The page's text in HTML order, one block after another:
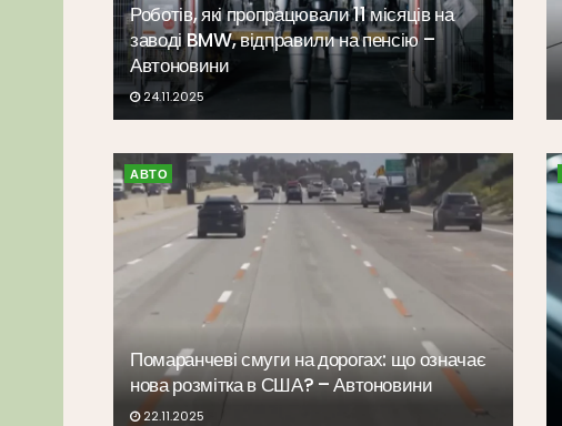
Роботів, які пропрацювали 11 місяців на
заводі BMW, відправили на пенсію –
Автоновини
24.11.2025
АВТО
Помаранчеві смуги на дорогах: що означає
нова розмітка в США? – Автоновини
22.11.2025